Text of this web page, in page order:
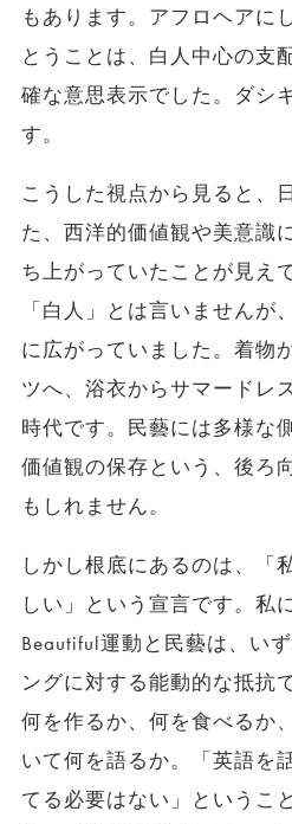
もあります。アフロヘアに
とうことは、白人中心の支
確な意思表示でした。ダシ
す。
こうした視点から見ると、
た、西洋的価値観や美意識
ち上がっていたことが見え
「白人」とは言いませんが
に広がっていました。着物
ツへ、浴衣からサマードレ
時代です。民藝には多様な
価値観の保存という、後ろ
もしれません。
しかし根底にあるのは、「
しい」という宣言です。私
Beautiful運動と民藝は、い
ングに対する能動的な抵抗
何を作るか、何を食べるか
いて何を語るか。「英語を
てる必要はない」というこ